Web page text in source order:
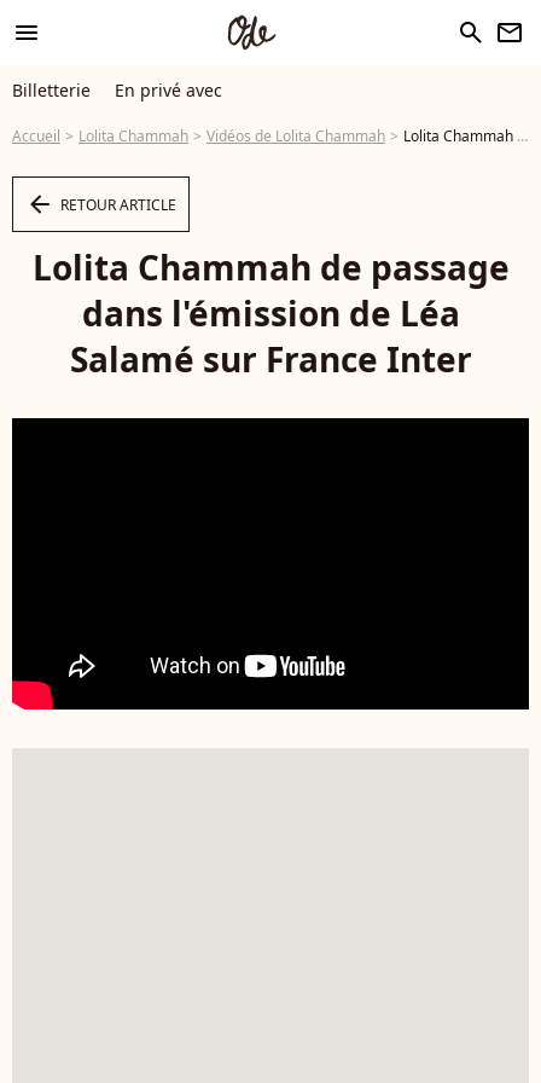
menu search newsletter
Billetterie En privé avec
Accueil Lolita Chammah Vidéos de Lolita Chammah Lolita Chammah de passage dans l'émission de Léa Salamé sur France Inter - Vidéo
arrow_left RETOUR ARTICLE
Lolita Chammah de passage
dans l'émission de Léa
Salamé sur France Inter